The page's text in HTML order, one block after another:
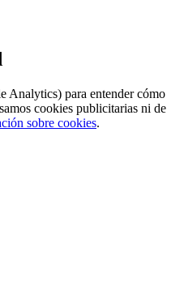
Analytics) para entender cómo
cookies publicitarias ni de
sobre cookies.